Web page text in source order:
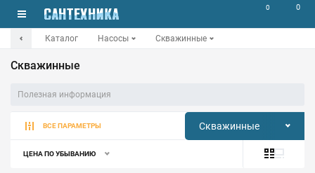
0 0
Каталог Насосы Скважинные
Скважинные
Полезная информация
ВСЕ ПАРАМЕТРЫ Скважинные
ЦЕНА ПО УБЫВАНИЮ